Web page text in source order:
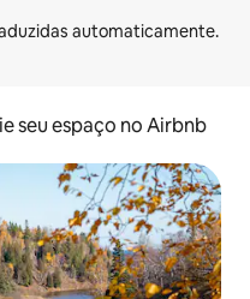
seu espaço no Airbnb